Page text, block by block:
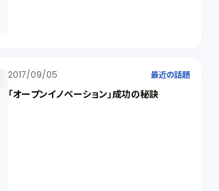
2017/09/05 最近の話題
「オープンイノベーション」成功の秘訣